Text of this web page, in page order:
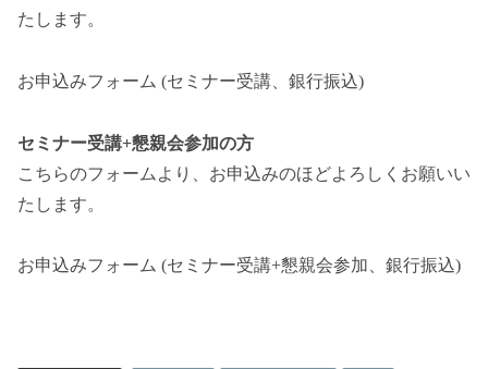
たします。
お申込みフォーム (セミナー受講、銀行振込)
セミナー受講+懇親会参加の方
こちらのフォームより、お申込みのほどよろしくお願いい
たします。
お申込みフォーム (セミナー受講+懇親会参加、銀行振込)